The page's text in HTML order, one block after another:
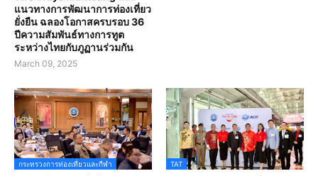
แนวทางการพัฒนาการท่องเที่ยว
ยั่งยืน ฉลองโอกาสครบรอบ 36
ปีความสัมพันธ์ทางการทูต
ระหว่างไทยกับภูฏานร่วมกัน
March 09, 2025
กระทรวงการท่องเที่ยวและกีฬา TAT